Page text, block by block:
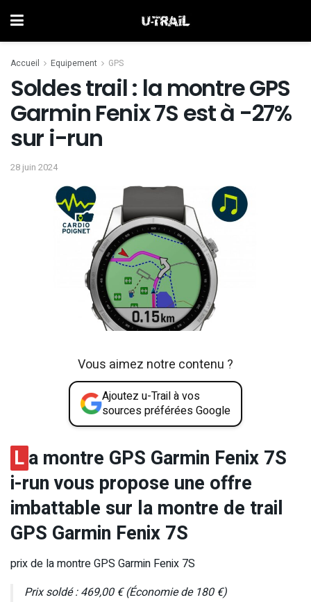
Accueil Equipement GPS
Soldes trail : la montre GPS
Garmin Fenix 7S est à -27%
sur i-run
28 juin 2024
Vous aimez notre contenu ?
Ajoutez u-Trail à vos
sources préférées Google
La montre GPS Garmin Fenix 7S
i-run vous propose une offre
imbattable sur la montre de trail
GPS Garmin Fenix 7S
prix de la montre GPS Garmin Fenix 7S
Prix soldé : 469,00 € (Économie de 180 €)